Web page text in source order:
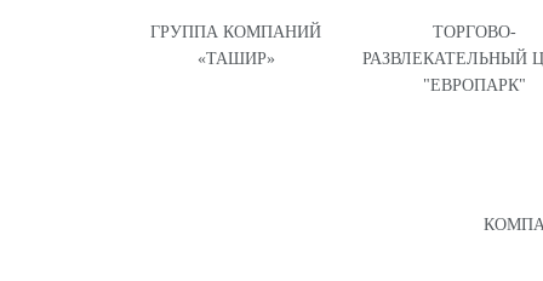
ГРУППА КОМПАНИЙ
«ТАШИР»
ТОРГОВО-
РАЗВЛЕКАТЕЛЬНЫЙ
"ЕВРОПАРК"